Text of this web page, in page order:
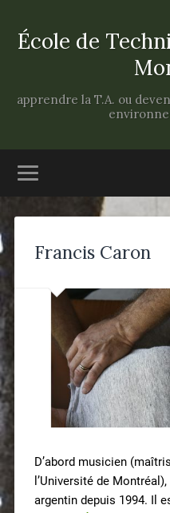
École de
apprendre la T.A. ou
Francis Caron
D’abord musicien
l’Université de
argentin depuis 1994. Il